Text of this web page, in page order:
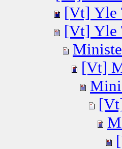
[Vt] Yle
[Vt] Yle
[Vt]